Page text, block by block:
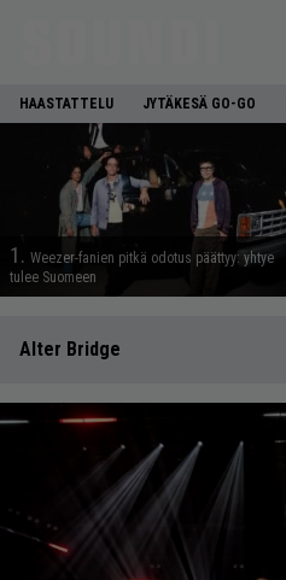
HAASTATTELU JYTÄKESÄ GO-GO
1. Weezer-fanien pitkä odotus päättyy: yhtye
tulee Suomeen
Alter Bridge